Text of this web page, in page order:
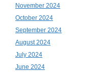
November 2024
October 2024
September 2024
August 2024
July 2024
June 2024